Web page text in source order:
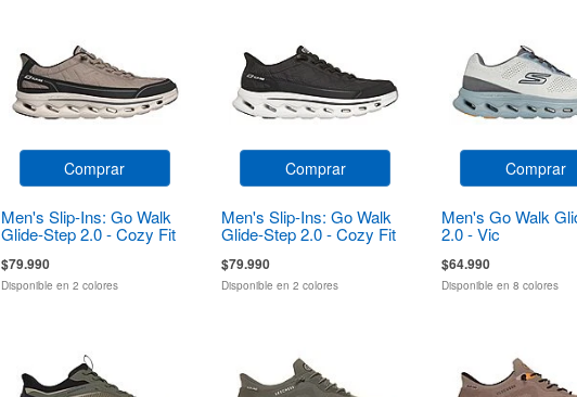
Comprar
Men's Slip-Ins: Go Walk
Glide-Step 2.0 - Cozy Fit
$79.990
Disponible en 2 colores
Comprar
Men's Slip-Ins: Go Walk
Glide-Step 2.0 - Cozy Fit
$79.990
Disponible en 2 colores
Comprar
Men's Go Walk
2.0 - Vic
$64.990
Disponible en 8 colores